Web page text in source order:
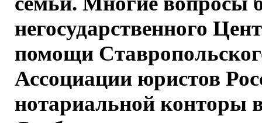
негосударственного
помощи
Ассоциации юристов
нотариальной конторы